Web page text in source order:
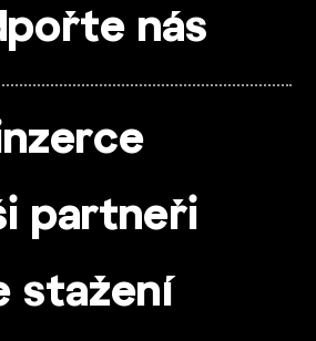
nás
partneři
stažení